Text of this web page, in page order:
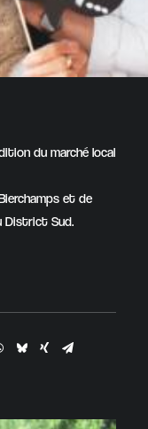
du marché local
et de
District Sud.